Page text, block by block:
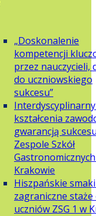
„Doskonalenie
kompetencji
przez nauczycieli,
do uczniowskiego
sukcesu”
kształcenia
gwarancją
Zespole Szkół
Krakowie
Hiszpańskie
zagraniczne staże
uczniów ZSG 1 w